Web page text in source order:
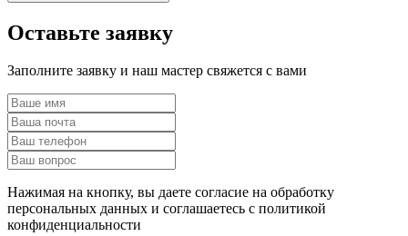
Оставьте заявку
Заполните заявку и наш мастер свяжется с вами
Нажимая на кнопку, вы даете согласие на обработку
персональных данных и соглашаетесь c политикой
конфиденциальности